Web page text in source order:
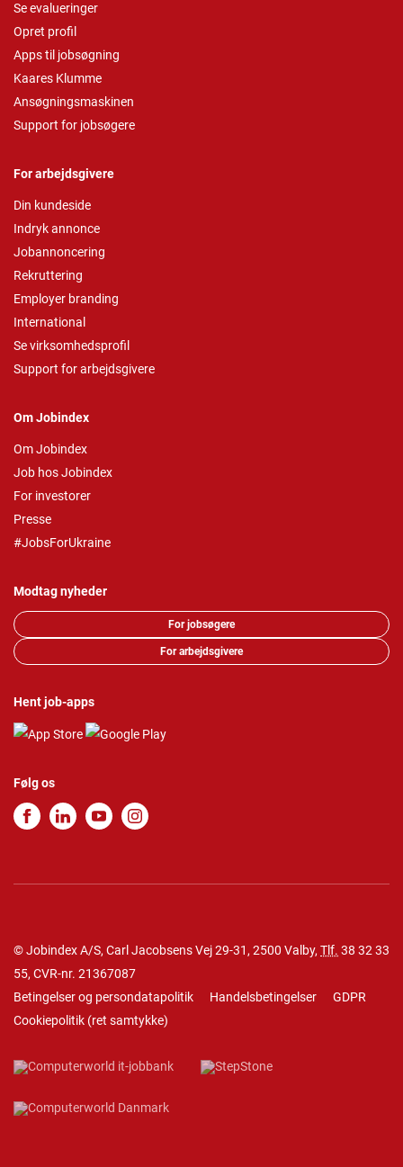
Se evalueringer
Opret profil
Apps til jobsøgning
Kaares Klumme
Ansøgningsmaskinen
Support for jobsøgere
For arbejdsgivere
Din kundeside
Indryk annonce
Jobannoncering
Rekruttering
Employer branding
International
Se virksomhedsprofil
Support for arbejdsgivere
Om Jobindex
Om Jobindex
Job hos Jobindex
For investorer
Presse
#JobsForUkraine
Modtag nyheder
For jobsøgere
For arbejdsgivere
Hent job-apps
Følg os
© Jobindex A/S, Carl Jacobsens Vej 29-31, 2500 Valby, Tlf. 38 32 33
55, CVR-nr. 21367087
Betingelser og persondatapolitik
Handelsbetingelser
GDPR
Cookiepolitik (ret samtykke)